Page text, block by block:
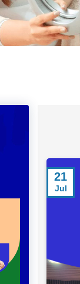
21
Jul